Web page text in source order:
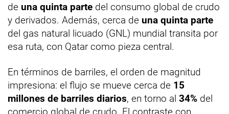
de una quinta parte del consumo global de crudo
y derivados. Además, cerca de una quinta parte
del gas natural licuado (GNL) mundial transita por
esa ruta, con Qatar como pieza central.
En términos de barriles, el orden de magnitud
impresiona: el flujo se mueve cerca de 15
millones de barriles diarios, en torno al 34% del
comercio global de crudo. El contraste con